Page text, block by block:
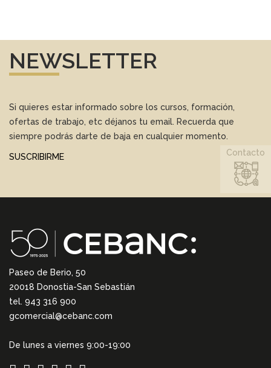
NEWSLETTER
Si quieres estar informado sobre los cursos, formación,
ofertas de trabajo, etc déjanos tu email. Recuerda que
siempre podrás darte de baja en cualquier momento.
SUSCRIBIRME
Paseo de Berio, 50
20018 Donostia-San Sebastián
tel. 943 316 900
gcomercial@cebanc.com
De lunes a viernes 9:00-19:00
Contacto